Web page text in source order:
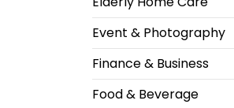
Event & Photography
Finance & Business
Food & Beverage